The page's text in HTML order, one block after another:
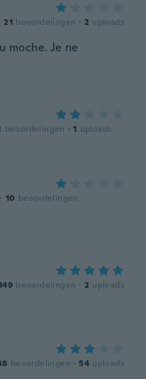
· 21 beoordelingen · 2 uploads
moche. Je ne
beoordelingen · 1 uploads
· 10 beoordelingen
beoordelingen · 2 uploads
beoordelingen · 54 uploads